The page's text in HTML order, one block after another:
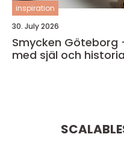
inspiration
30. July 2026
Smycken Göteborg
med själ och historia